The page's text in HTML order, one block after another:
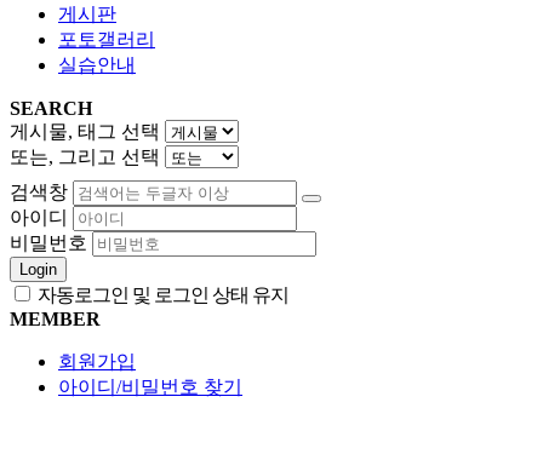
게시판
포토갤러리
실습안내
SEARCH
게시물, 태그 선택
또는, 그리고 선택
검색창
아이디
비밀번호
Login
자동로그인 및 로그인 상태 유지
MEMBER
회원가입
아이디/비밀번호 찾기